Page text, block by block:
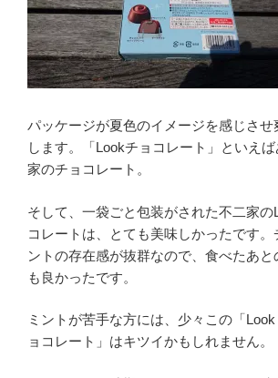
パッケージが夏色のイメージを感じさ
します。「Lookチョコレート」といえ
家のチョコレート。
そして、一袋ごと包装がされた不二家の
コレートは、とても美味しかったです。
ントの存在感が抜群なので、食べたあと
も良かったです。
ミントが苦手な方には、少々この「
ョコレート」はキツイかもしれません。